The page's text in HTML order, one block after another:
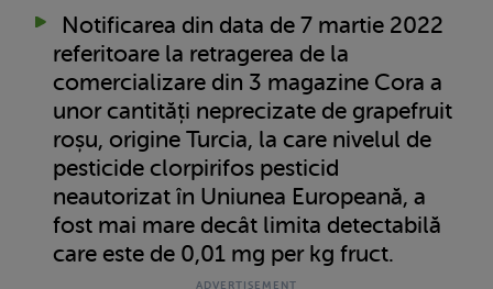
Notificarea din data de 7 martie 2022
referitoare la retragerea de la
comercializare din 3 magazine Cora a
unor cantități neprecizate de grapefruit
roșu, origine Turcia, la care nivelul de
pesticide clorpirifos pesticid
neautorizat în Uniunea Europeană, a
fost mai mare decât limita detectabilă
care este de 0,01 mg per kg fruct.